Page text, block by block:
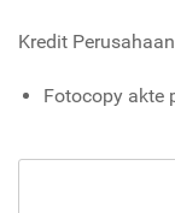
Kredit Perusahaan
Fotocopy akte